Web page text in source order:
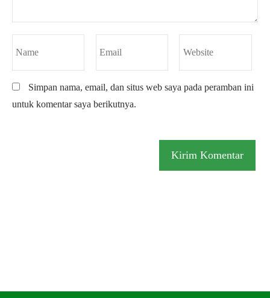
Simpan nama, email, dan situs web saya pada peramban ini
untuk komentar saya berikutnya.